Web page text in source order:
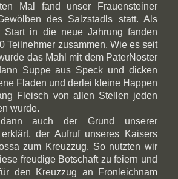
Mal fand unser Frauensteiner
des Salzstadls statt. Als
Start in die neue Jahrung fanden
Teilnehmer zusammen. Wie es seit
das Mahl mit dem PaterNoster
Suppe aus Speck und dicken
Fladen und derlei kleine Happen
Fleisch von allen Stellen jeden
wurde.
auch der Grund unserer
der Aufruf unseres Kaisers
zum Kreuzzug. So nutzten wir
freudige Botschaft zu feiern und
den Kreuzzug an Fronleichnam